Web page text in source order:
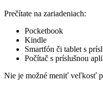
Prečítate na zariadeniach:
Pocketbook
Kindle
Smartfón či tablet s
Počítač s príslušnou
Nie je možné meniť veľkosť